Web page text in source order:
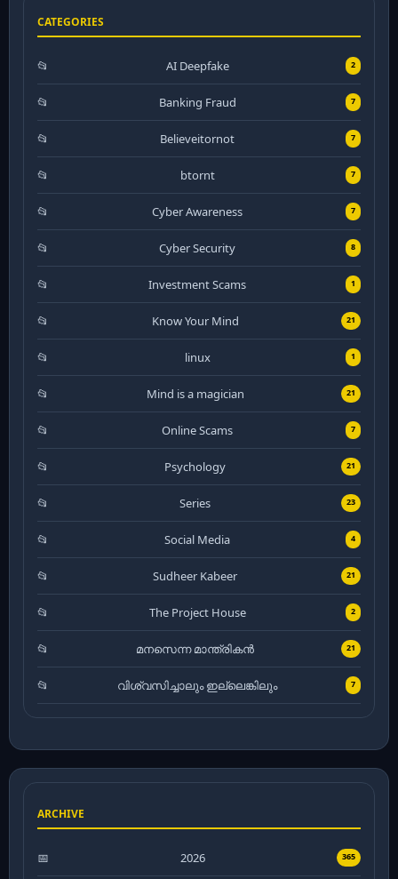
CATEGORIES
AI Deepfake 2
Banking Fraud 7
Believeitornot 7
btornt 7
Cyber Awareness 7
Cyber Security 8
Investment Scams 1
Know Your Mind 21
linux 1
Mind is a magician 21
Online Scams 7
Psychology 21
Series 23
Social Media 4
Sudheer Kabeer 21
The Project House 2
മനസെന്ന മാന്ത്രികൻ 21
വിശ്വസിച്ചാലും ഇല്ലെങ്കിലും 7
ARCHIVE
2026 365